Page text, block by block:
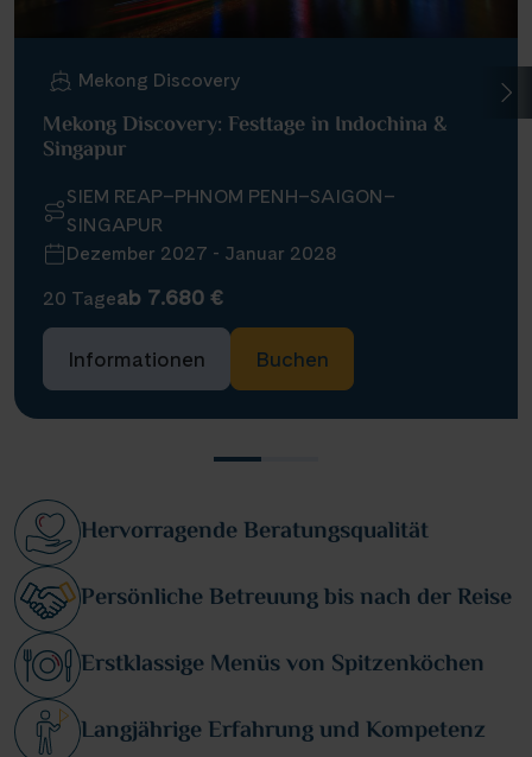
Mekong Discovery
Mekong Discovery: Festtage in Indochina &
Singapur
SIEM REAP–PHNOM PENH–SAIGON–
SINGAPUR
Dezember 2027 - Januar 2028
20 Tageab 7.680 €
Informationen Buchen
Hervorragende Beratungsqualität
Persönliche Betreuung bis nach der Reise
Erstklassige Menüs von Spitzenköchen
Langjährige Erfahrung und Kompetenz